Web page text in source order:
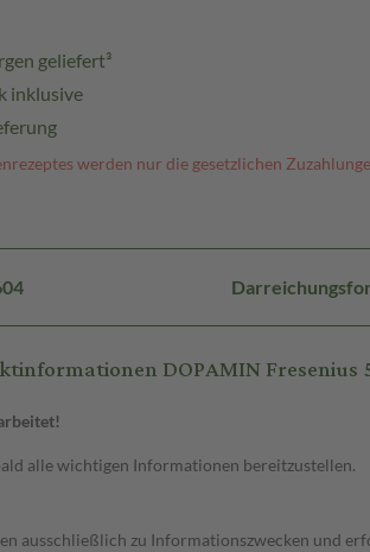
geliefert³
inklusive
werden nur die gesetzlichen
DOPAMIN Fresenius
alle wichtigen Informationen bereitzustellen.
ausschließlich zu Informationszwecken und